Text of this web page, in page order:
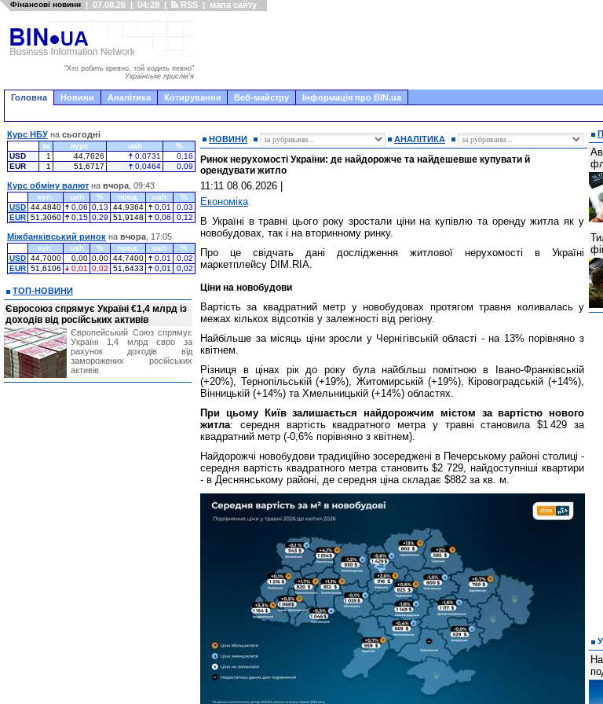
Фінансові новини | 07.08.26 | 04:28 | RSS | мапа сайту
"Хто робить кревно, той ходить певно"
Українське прислів'я
Головна Новини Аналітика Котирування Веб-майстру Інформація про BIN.ua
НОВИНИ АНАЛІТИКА
Ринок нерухомості України: де найдорожче та найдешевше купувати й
орендувати житло
11:11 08.06.2026
Економіка
В Україні в травні цього року зростали ціни на купівлю та оренду житла як у
новобудовах, так і на вторинному ринку.
Про це свідчать дані дослідження житлової нерухомості в Україні
маркетплейсу DIM.RIA.
Ціни на новобудови
Вартість за квадратний метр у новобудовах протягом травня коливалась у
межах кількох відсотків у залежності від регіону.
Найбільше за місяць ціни зросли у Чернігівській області - на 13% порівняно з
квітнем.
Різниця в цінах рік до року була найбільш помітною в Івано-Франківській
(+20%), Тернопільській (+19%), Житомирській (+19%), Кіровоградській (+14%),
Вінницькій (+14%) та Хмельницькій (+14%) областях.
При цьому Київ залишається найдорожчим містом за вартістю нового
житла: середня вартість квадратного метра у травні становила $1 429 за
квадратний метр (-0,6% порівняно з квітнем).
Найдорожчі новобудови традиційно зосереджені в Печерському районі столиці -
середня вартість квадратного метра становить $2 729, найдоступніші квартири
- в Деснянському районі, де середня ціна складає $882 за кв. м.
Курс НБУ на сьогодні
за курс uah
%
USD
1 44,7626 0,0731
0,16
EUR
1 51,6717 0,0464 0,09
Курс обміну валют на вчора , 09:43
куп. uah % прод. uah
%
USD 44,4840 0,06 0,13 44,9364 0,01
0,03
EUR 51,3060 0,15 0,29 51,9148 0,06 0,12
Міжбанківський ринок на вчора , 17:05
куп. uah % прод. uah
%
USD 44,7000 0,00 0,00 44,7400 0,01
0,02
EUR 51,6106 0,01 0,02 51,6433 0,01 0,02
ТОП-НОВИНИ
Євросоюз спрямує Україні €1,4 млрд із
доходів від російських активів
Європейський Союз спрямує
Україні 1,4 млрд євро за
рахунок доходів від
заморожених російських
активів.